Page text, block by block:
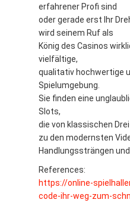
erfahrener Profi sind
oder gerade erst Ihr
wird seinem Ruf als
König des Casinos
vielfältige,
qualitativ hochwertige
Spielumgebung.
Sie finden eine
Slots,
die von klassischen
zu den modernsten
Handlungssträngen
References:
https://online-
code-ihr-weg-zum-